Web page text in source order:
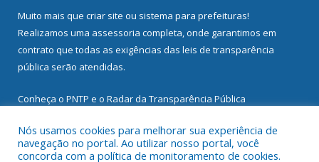
Muito mais que criar site ou sistema para prefeituras!
Realizamos uma assessoria completa, onde garantimos em
contrato que todas as exigências das leis de transparência
pública serão atendidas.
Conheça o PNTP e o Radar da Transparência Pública
Nós usamos cookies para melhorar sua experiência de
navegação no portal. Ao utilizar nosso portal, você
concorda com a política de monitoramento de cookies.